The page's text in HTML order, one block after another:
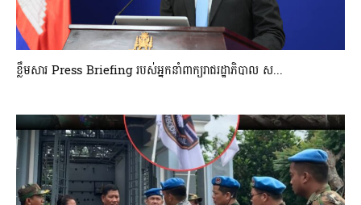
ខ្លឹមសារ Press Briefing របស់អ្នកនាំពាក្យរាជរដ្ឋាភិបាល ស...